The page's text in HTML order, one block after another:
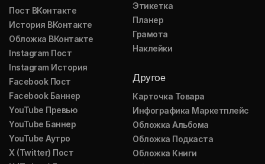
Пост ВКонтакте
История ВКонтакте
Обложка ВКонтакте
Instagram Пост
Instagram История
Facebook Пост
Facebook Баннер
YouTube Превью
YouTube Баннер
YouTube Аутро
X (Twitter) Пост
Этикетка
Планер
Грамота
Наклейки
Другое
Карточка Товара
Инфографика Маркетплейс
Обложка Альбома
Обложка Подкаста
Обложка Книги